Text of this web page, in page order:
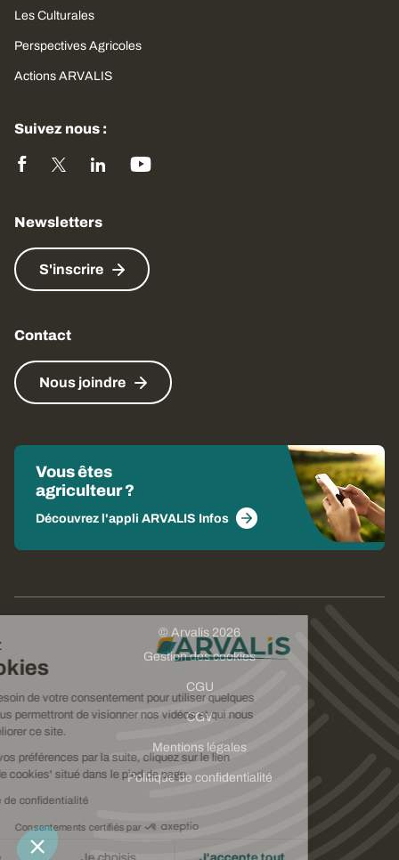
vos cookies
Nous avons besoin de votre consentement pour utiliser quelques
cookies qui vous permettront de visionner nos vidéos et qui nous
aideront à améliorer ce site.
Pour modifier vos préférences par la suite, cliquez sur le lien
'Préférences de cookies' situé dans le pied de page.
Lire la politique de confidentialité
Consentements certifiés par
Les Culturales
Perspectives Agricoles
Actions ARVALIS
Suivez nous :
Newsletters
S'inscrire
Contact
Nous joindre
Vous êtes
agriculteur ?
Découvrez l'appli ARVALIS Infos
© Arvalis 2026
Gestion des cookies
CGU
CGV
Mentions légales
Politique de confidentialité